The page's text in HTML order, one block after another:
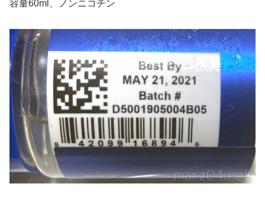
容量60ml、ノンニコチン